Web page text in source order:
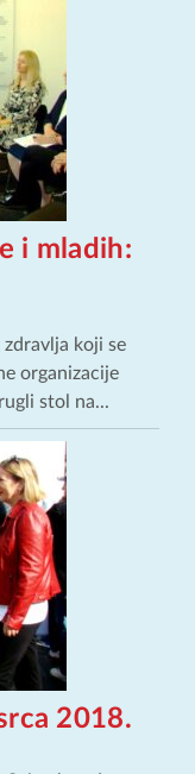
i mladih:
zdravlja koji se
organizacije
stol na...
2018.